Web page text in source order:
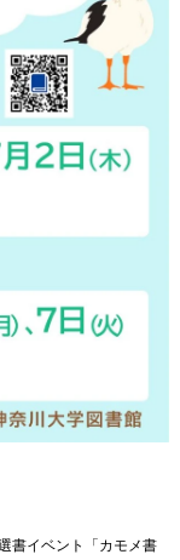
書イベント「カモメ書